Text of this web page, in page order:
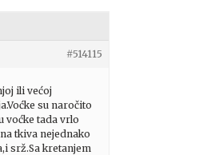
#514115
ili većoj
su naročito
voćke tada vrlo
tkiva nejednako
srž.Sa kretanjem